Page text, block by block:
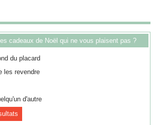
cadeaux de Noël qui ne vous plaisent pas ?
du placard
les revendre
d'autre